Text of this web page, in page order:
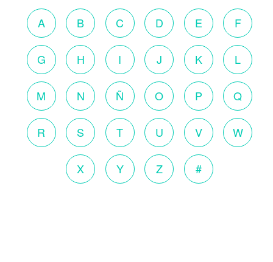
A B C D E F
G H I J K L
M N Ñ O P Q
R S T U V W
X Y Z #